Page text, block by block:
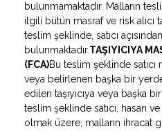
bulunmamaktadır. Malların
ilgili bütün masraf ve risk alıcı
teslim şeklinde, satıcı
bulunmaktadır.TAŞIYICIYA
(FCA)Bu teslim şeklinde satıcı
veya belirlenen başka bir
edilen taşıyıcıya veya başka
teslim şeklinde satıcı, hasarı
olmak üzere, malların ihracat